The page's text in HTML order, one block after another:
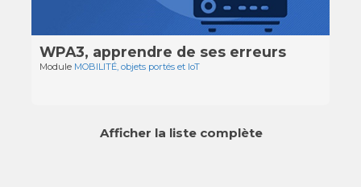
WPA3, apprendre de ses erreurs
Module MOBILITÉ, objets portés et IoT
Afficher la liste complète